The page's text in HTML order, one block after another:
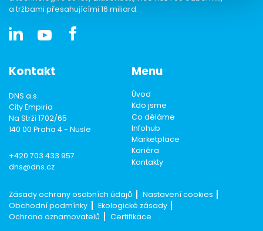
a tržbami přesahujícími 16 miliard.
Kontakt
DNS a.s.
City Empiria
Na Strži 1702/65
140 00 Praha 4 - Nusle
+420 703 433 957
dns@dns.cz
Menu
Úvod
Kdo jsme
Co děláme
Infohub
Marketplace
Kariéra
Kontakty
Zásady ochrany osobních údajů
Nastavení cookies
Obchodní podmínky
Ekologické zásady
Ochrana oznamovatelů
Certifikace